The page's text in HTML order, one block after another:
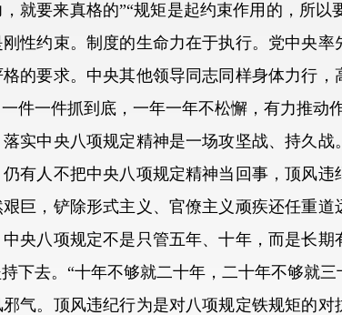
就要来真格的”“规矩是起约束作用的，所以
性约束。制度的生命力在于执行。党中央
的要求。中央其他领导同志同样身体力行
件一件抓到底，一年一年不松懈，有力推动
中央八项规定精神是一场攻坚战、持久战
有人不把中央八项规定精神当回事，顶风
巨，铲除形式主义、官僚主义顽疾还任重
央八项规定不是只管五年、十年，而是长
下去。“十年不够就二十年，二十年不够就三
。顶风违纪行为是对八项规定铁规矩的对